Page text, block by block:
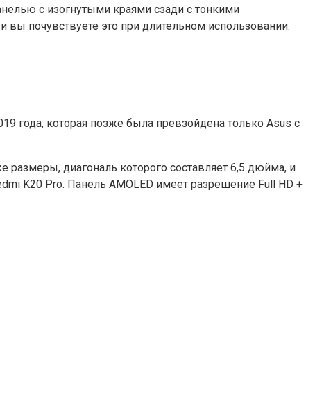
с изогнутыми краями сзади с тонкими
почувствуете это при длительном использовании.
года, которая позже была превзойдена только Asus с
размеры, диагональ которого составляет 6,5 дюйма, и
K20 Pro. Панель AMOLED имеет разрешение Full HD +